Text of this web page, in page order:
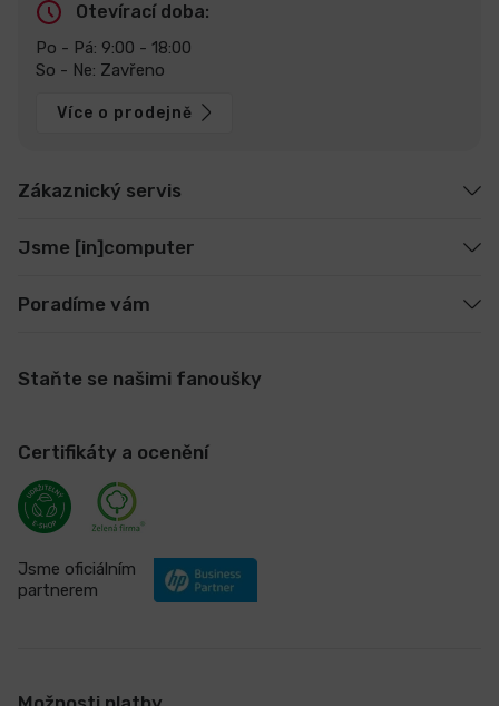
Otevírací doba:
Po - Pá: 9:00 - 18:00
So - Ne: Zavřeno
Více o prodejně
Zákaznický servis
Jsme [in]computer
Poradíme vám
Staňte se našimi fanoušky
Certifikáty a ocenění
Jsme oficiálním
partnerem